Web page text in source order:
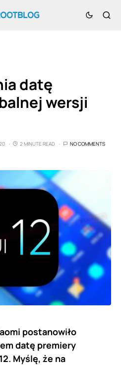
datę
wersji
2 MINUTE READ NO COMMENTS
postanowiło
datę premiery
Myślę, że na